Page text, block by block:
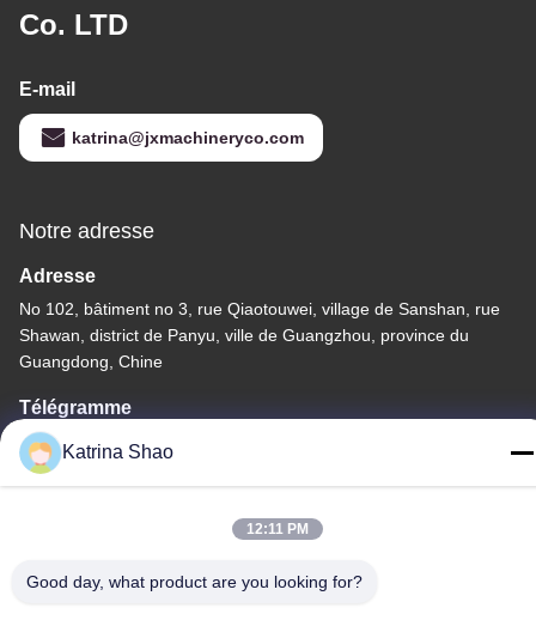
Co. LTD
E-mail
katrina@jxmachineryco.com
Notre adresse
Adresse
No 102, bâtiment no 3, rue Qiaotouwei, village de Sanshan, rue
Shawan, district de Panyu, ville de Guangzhou, province du
Guangdong, Chine
Télégramme
86--15913188664
Politique de confidentialité| Plan du site
Katrina Shao
12:11 PM
Good day, what product are you looking for?